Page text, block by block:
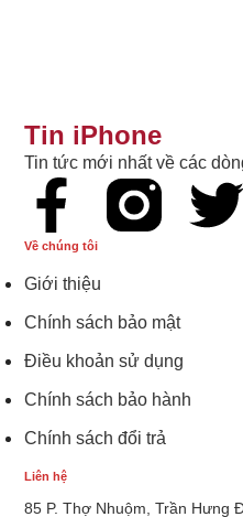
Tin iPhone
Tin tức mới nhất về các
Liên hệ
85 P. Thợ Nhuộm, Trần Hưng
Về chúng tôi
Giới thiệu
Chính sách bảo mật
Điều khoản sử dụng
Chính sách bảo hành
Chính sách đổi trả